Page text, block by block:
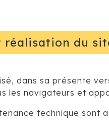
réalisation du
dans sa présente
les navigateurs et
technique sont